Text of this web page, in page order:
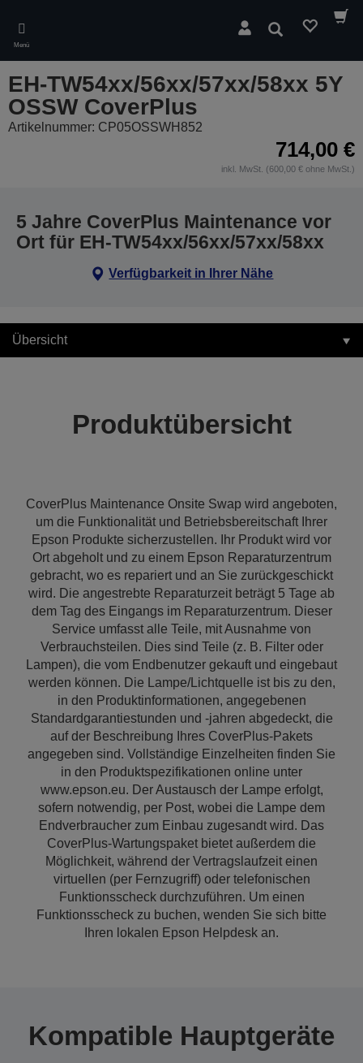
main
content
Menü
Suchen
EH-TW54xx/56xx/57xx/58xx 5Y
OSSW CoverPlus
Artikelnummer: CP05OSSWH852
714,00 €
inkl. MwSt. (600,00 € ohne MwSt.)
5 Jahre CoverPlus Maintenance vor
Ort für EH-TW54xx/56xx/57xx/58xx
Verfügbarkeit in Ihrer Nähe
Übersicht
Produktübersicht
CoverPlus Maintenance Onsite Swap wird angeboten,
um die Funktionalität und Betriebsbereitschaft Ihrer
Epson Produkte sicherzustellen. Ihr Produkt wird vor
Ort abgeholt und zu einem Epson Reparaturzentrum
gebracht, wo es repariert und an Sie zurückgeschickt
wird. Die angestrebte Reparaturzeit beträgt 5 Tage ab
dem Tag des Eingangs im Reparaturzentrum. Dieser
Service umfasst alle Teile, mit Ausnahme von
Verbrauchsteilen. Dies sind Teile (z. B. Filter oder
Lampen), die vom Endbenutzer gekauft und eingebaut
werden können. Die Lampe/Lichtquelle ist bis zu den,
in den Produktinformationen, angegebenen
Standardgarantiestunden und -jahren abgedeckt, die
auf der Beschreibung Ihres CoverPlus-Pakets
angegeben sind. Vollständige Einzelheiten finden Sie
in den Produktspezifikationen online unter
www.epson.eu. Der Austausch der Lampe erfolgt,
sofern notwendig, per Post, wobei die Lampe dem
Endverbraucher zum Einbau zugesandt wird. Das
CoverPlus-Wartungspaket bietet außerdem die
Möglichkeit, während der Vertragslaufzeit einen
virtuellen (per Fernzugriff) oder telefonischen
Funktionsscheck durchzuführen. Um einen
Funktionsscheck zu buchen, wenden Sie sich bitte
Ihren lokalen Epson Helpdesk an.
Kompatible Hauptgeräte